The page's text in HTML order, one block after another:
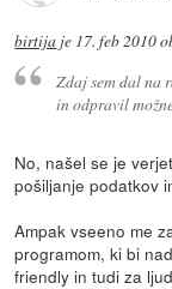
birtija je 17. feb 2010
Zdaj sem dal na
in odpravil
No, našel se je
pošiljanje podatkov
Ampak vseeno me
programom, ki bi
friendly in tudi za